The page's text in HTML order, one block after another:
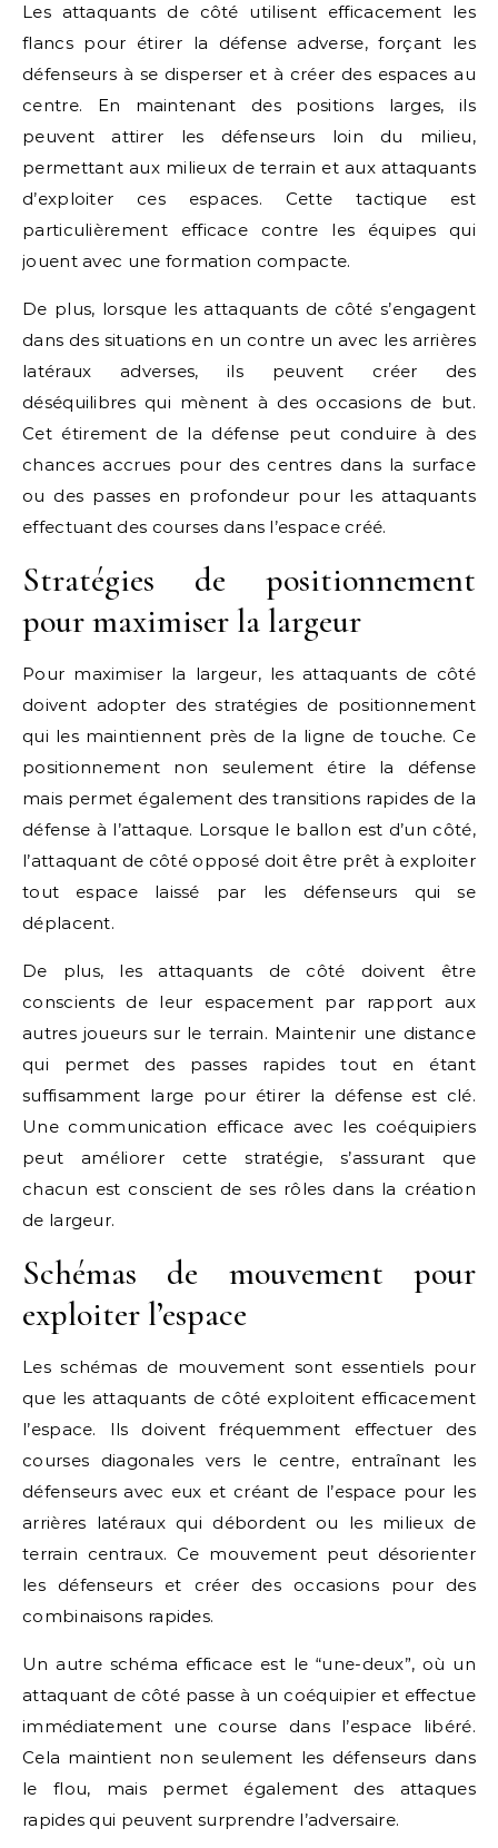
Les attaquants de côté utilisent efficacement les
flancs pour étirer la défense adverse, forçant les
défenseurs à se disperser et à créer des espaces au
centre. En maintenant des positions larges, ils
peuvent attirer les défenseurs loin du milieu,
permettant aux milieux de terrain et aux attaquants
d’exploiter ces espaces. Cette tactique est
particulièrement efficace contre les équipes qui
jouent avec une formation compacte.
De plus, lorsque les attaquants de côté s’engagent
dans des situations en un contre un avec les arrières
latéraux adverses, ils peuvent créer des
déséquilibres qui mènent à des occasions de but.
Cet étirement de la défense peut conduire à des
chances accrues pour des centres dans la surface
ou des passes en profondeur pour les attaquants
effectuant des courses dans l’espace créé.
Stratégies de positionnement
pour maximiser la largeur
Pour maximiser la largeur, les attaquants de côté
doivent adopter des stratégies de positionnement
qui les maintiennent près de la ligne de touche. Ce
positionnement non seulement étire la défense
mais permet également des transitions rapides de la
défense à l’attaque. Lorsque le ballon est d’un côté,
l’attaquant de côté opposé doit être prêt à exploiter
tout espace laissé par les défenseurs qui se
déplacent.
De plus, les attaquants de côté doivent être
conscients de leur espacement par rapport aux
autres joueurs sur le terrain. Maintenir une distance
qui permet des passes rapides tout en étant
suffisamment large pour étirer la défense est clé.
Une communication efficace avec les coéquipiers
peut améliorer cette stratégie, s’assurant que
chacun est conscient de ses rôles dans la création
de largeur.
Schémas de mouvement pour
exploiter l’espace
Les schémas de mouvement sont essentiels pour
que les attaquants de côté exploitent efficacement
l’espace. Ils doivent fréquemment effectuer des
courses diagonales vers le centre, entraînant les
défenseurs avec eux et créant de l’espace pour les
arrières latéraux qui débordent ou les milieux de
terrain centraux. Ce mouvement peut désorienter
les défenseurs et créer des occasions pour des
combinaisons rapides.
Un autre schéma efficace est le “une-deux”, où un
attaquant de côté passe à un coéquipier et effectue
immédiatement une course dans l’espace libéré.
Cela maintient non seulement les défenseurs dans
le flou, mais permet également des attaques
rapides qui peuvent surprendre l’adversaire.